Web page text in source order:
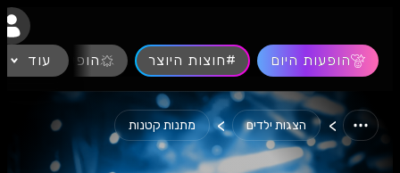
הופעות היום #חוצות היוצר הופעות חיות
עוד
> הצגות ילדים > מתנות קטנות